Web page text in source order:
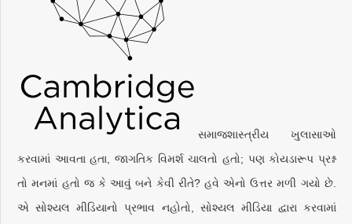
સમાજશાસ્ત્રીય ખુલાસાઓ
કરવામાં આવતા હતા, જાગતિક વિમર્શ ચાલતો હતો; પણ કોયડારૂપ પ્રશ્ન
તો મનમાં હતો જ કે આવું બને કેવી રીતે? હવે એનો ઉત્તર મળી ગયો છે.
એ સોશ્યલ મીડિયાનો પ્રભાવ નહોતો, સોશ્યલ મીડિયા દ્વારા કરવામાં